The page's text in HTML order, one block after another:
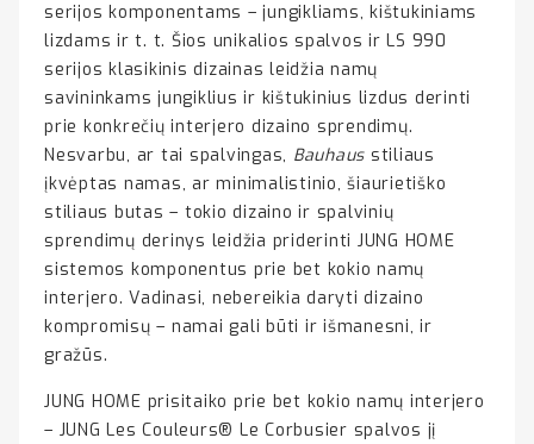
serijos komponentams – jungikliams, kištukiniams
lizdams ir t. t. Šios unikalios spalvos ir LS 990
serijos klasikinis dizainas leidžia namų
savininkams jungiklius ir kištukinius lizdus derinti
prie konkrečių interjero dizaino sprendimų.
Nesvarbu, ar tai spalvingas, Bauhaus stiliaus
įkvėptas namas, ar minimalistinio, šiaurietiško
stiliaus butas – tokio dizaino ir spalvinių
sprendimų derinys leidžia priderinti JUNG HOME
sistemos komponentus prie bet kokio namų
interjero. Vadinasi, nebereikia daryti dizaino
kompromisų – namai gali būti ir išmanesni, ir
gražūs.
JUNG HOME prisitaiko prie bet kokio namų interjero
– JUNG Les Couleurs® Le Corbusier spalvos jį